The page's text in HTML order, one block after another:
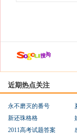
近期热点关注
永不磨灭的番号
新还珠格格
2011高考试题答案